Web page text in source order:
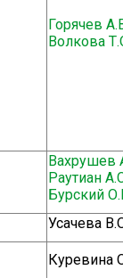
Горячев
Волкова
Вахрушев
Раутиан
Бурский
Усачева
Куревина